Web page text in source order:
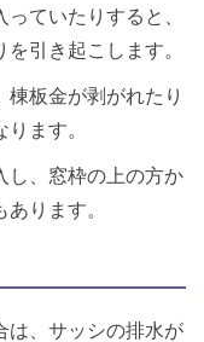
ていたりすると、
引き起こします。
板金が剥がれたり
ます。
し、窓枠の上の方か
ります。
は、サッシの排水が